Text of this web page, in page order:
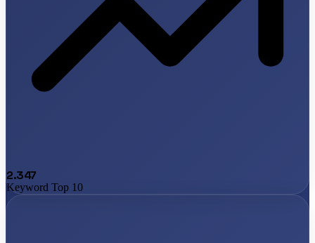
2.347
Keyword Top 10